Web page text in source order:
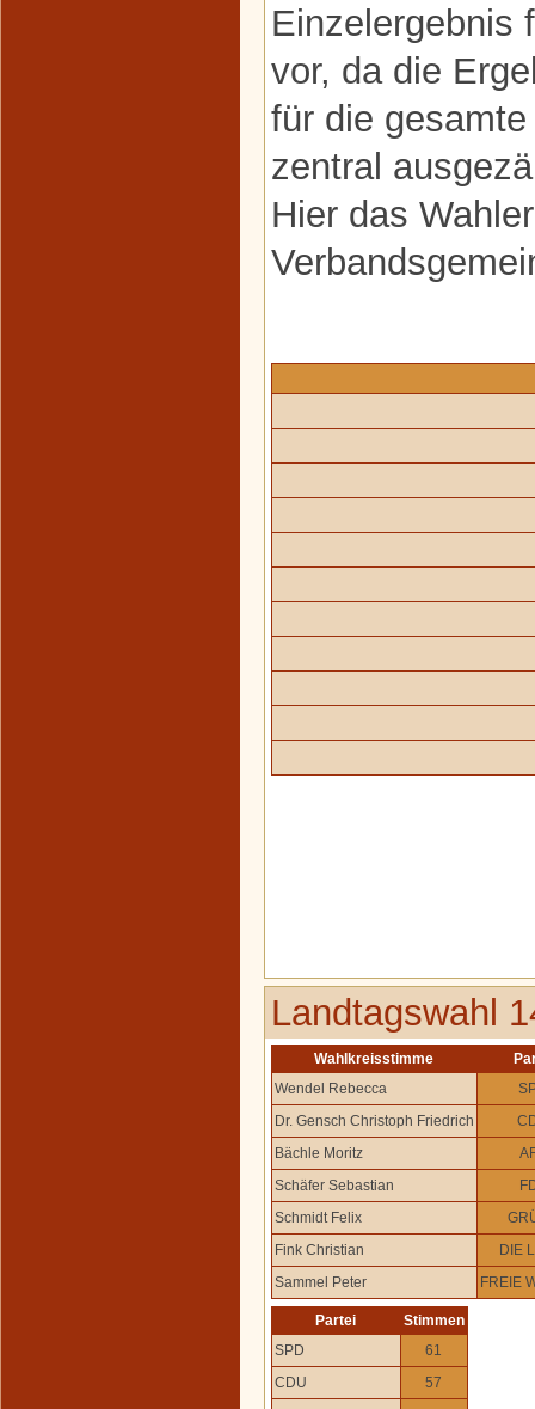
Einzelergebnis
vor, da die
für die
zentral
Hier das
Landtagswahl
Wahlkreisstimme
Wendel Rebecca
Dr. Gensch Christoph Friedrich
Bächle Moritz
Schäfer Sebastian
Schmidt Felix
Fink Christian
DIE
Sammel Peter
FREIE
Partei
Stimmen
SPD
61
CDU
57